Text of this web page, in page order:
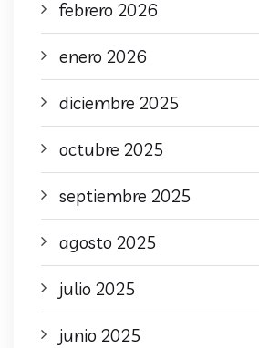
febrero 2026
enero 2026
diciembre 2025
octubre 2025
septiembre 2025
agosto 2025
julio 2025
junio 2025